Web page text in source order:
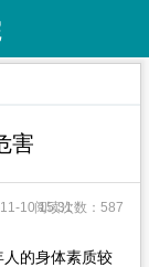
害
10 15:31
阅读次数：587
的身体素质较